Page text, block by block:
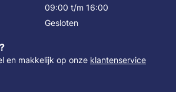
09:00 t/m 16:00
Gesloten
en makkelijk op onze klantenservice